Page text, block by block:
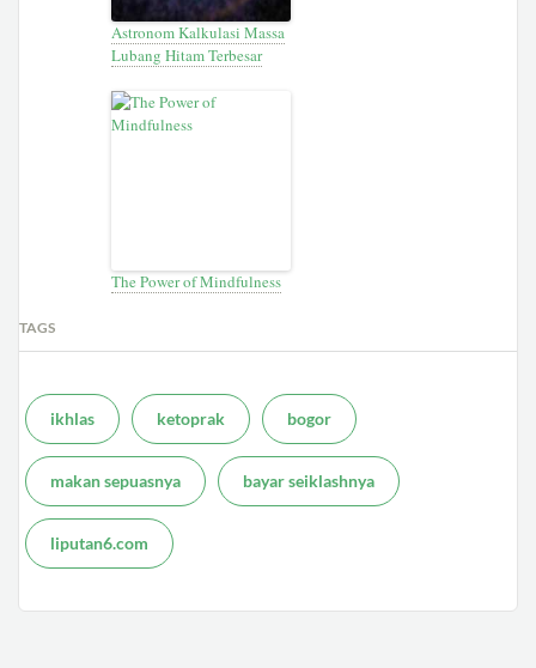
Astronom Kalkulasi Massa
Lubang Hitam Terbesar
The Power of Mindfulness
TAGS
ikhlas ketoprak bogor
makan sepuasnya bayar seiklashnya
liputan6.com